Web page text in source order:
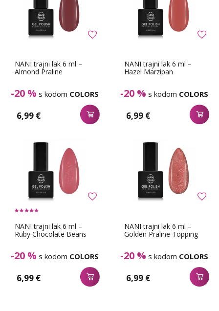
NANI trajni lak 6 ml –
Almond Praline
-20 % s kodom COLORS
6,99 €
NANI trajni lak 6 ml –
Hazel Marzipan
-20 % s kodom COLORS
6,99 €
NANI trajni lak 6 ml –
Ruby Chocolate Beans
-20 % s kodom COLORS
6,99 €
NANI trajni lak 6 ml –
Golden Praline Topping
-20 % s kodom COLORS
6,99 €